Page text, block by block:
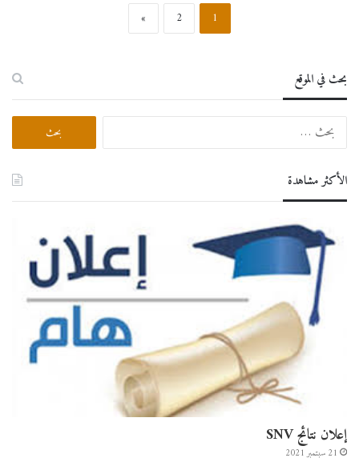
1
2
»
بحث في الموقع
البحث
الأكثر مشاهدة
إعلان نتائج SNV
21 سبتمبر 2021